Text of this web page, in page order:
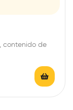
contenido de